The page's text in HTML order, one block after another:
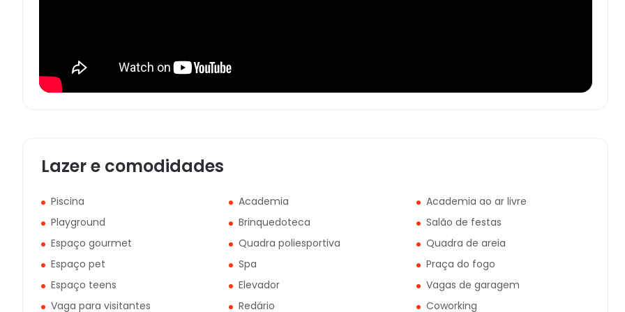
Lazer e comodidades
Piscina Academia
Academia ao ar livre
Playground
Brinquedoteca
Salão de festas
Espaço gourmet
Quadra poliesportiva
Quadra de areia
Espaço pet
Spa
Praça do fogo
Espaço teens
Elevador
Vagas de garagem
Vaga para visitantes
Redário Coworking